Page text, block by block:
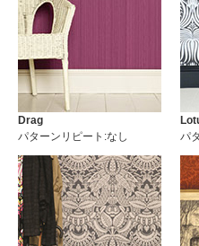
Drag
パターンリピート:なし
パ